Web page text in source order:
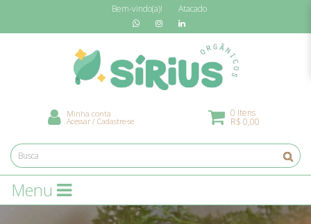
Bem-vindo(a)! Atacado
Minha conta
Acessar/ Cadastre-se
0 Itens
R$ 0,00
Menu